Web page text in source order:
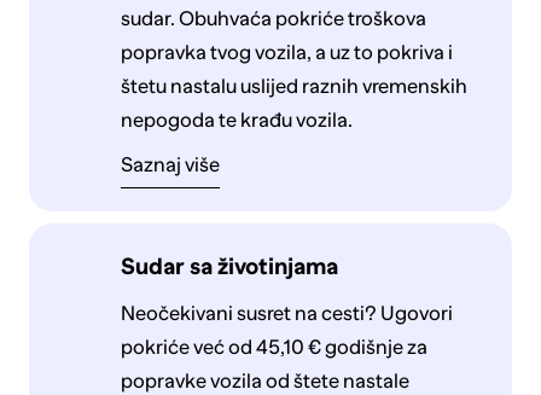
sudar. Obuhvaća pokriće troškova
popravka tvog vozila, a uz to pokriva i
štetu nastalu uslijed raznih vremenskih
nepogoda te krađu vozila.
Saznaj više
Sudar sa životinjama
Neočekivani susret na cesti? Ugovori
pokriće već od 45,10 € godišnje za
popravke vozila od štete nastale